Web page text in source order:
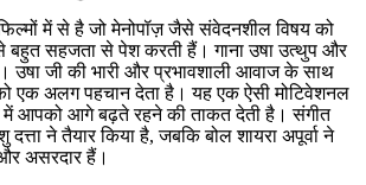
में से है जो मेनोपॉज़ जैसे संवेदनशील विषय को
सहजता से पेश करती हैं। गाना उषा उत्थुप और
उषा जी की भारी और प्रभावशाली आवाज के साथ
एक अलग पहचान देता है। यह एक ऐसी मोटिवेशनल
में आपको आगे बढ़ते रहने की ताकत देती है। संगीत
ने तैयार किया है, जबकि बोल शायरा अपूर्वा ने
असरदार हैं।